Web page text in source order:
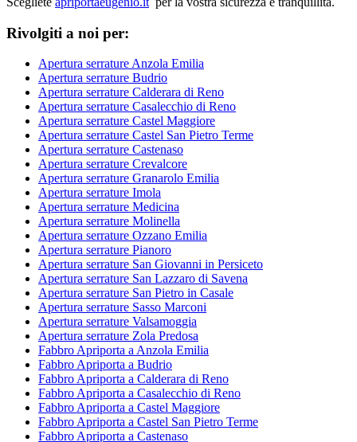
Rivolgiti a noi per:
Apertura serrature Anzola Emilia
Apertura serrature Budrio
Apertura serrature Calderara di Reno
Apertura serrature Casalecchio di Reno
Apertura serrature Castel Maggiore
Apertura serrature Castel San Pietro Terme
Apertura serrature Castenaso
Apertura serrature Crevalcore
Apertura serrature Granarolo Emilia
Apertura serrature Imola
Apertura serrature Medicina
Apertura serrature Molinella
Apertura serrature Ozzano Emilia
Apertura serrature Pianoro
Apertura serrature San Giovanni in Persiceto
Apertura serrature San Lazzaro di Savena
Apertura serrature San Pietro in Casale
Apertura serrature Sasso Marconi
Apertura serrature Valsamoggia
Apertura serrature Zola Predosa
Fabbro Apriporta a Anzola Emilia
Fabbro Apriporta a Budrio
Fabbro Apriporta a Calderara di Reno
Fabbro Apriporta a Casalecchio di Reno
Fabbro Apriporta a Castel Maggiore
Fabbro Apriporta a Castel San Pietro Terme
Fabbro Apriporta a Castenaso